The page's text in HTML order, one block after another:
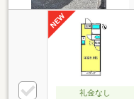
礼金なし